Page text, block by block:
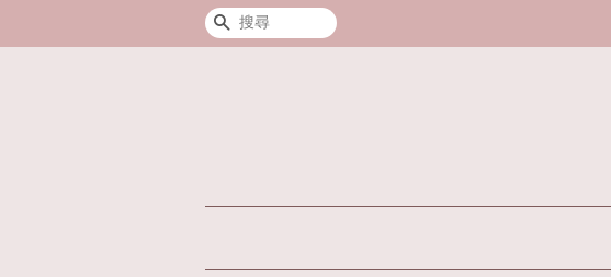
搜尋